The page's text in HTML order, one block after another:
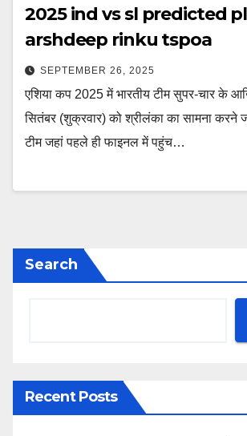
2025 ind vs sl predicted
arshdeep rinku tspoa
SEPTEMBER 26, 2025
एशिया कप 2025 में भारतीय टीम सुपर-चार के
सितंबर (शुक्रवार) को श्रीलंका का सामना करने
टीम जहां पहले ही फाइनल में पहुंच…
Search
Recent Posts